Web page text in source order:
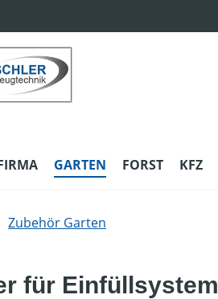
GARTEN FORST KFZ
Zubehör Garten
für Einfüllsystem